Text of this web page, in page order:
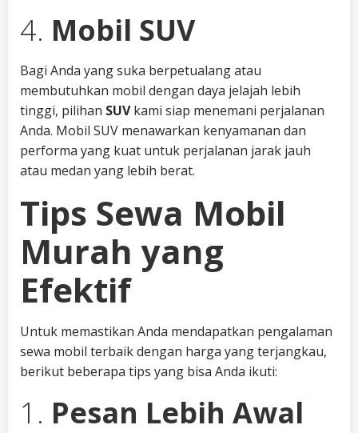
4. Mobil SUV
Bagi Anda yang suka berpetualang atau
membutuhkan mobil dengan daya jelajah lebih
tinggi, pilihan SUVkami siap menemani perjalanan
Anda. Mobil SUV menawarkan kenyamanan dan
performa yang kuat untuk perjalanan jarak jauh
atau medan yang lebih berat.
Tips Sewa Mobil
Murah yang
Efektif
Untuk memastikan Anda mendapatkan pengalaman
sewa mobil terbaik dengan harga yang terjangkau,
berikut beberapa tips yang bisa Anda ikuti:
1. Pesan Lebih Awal